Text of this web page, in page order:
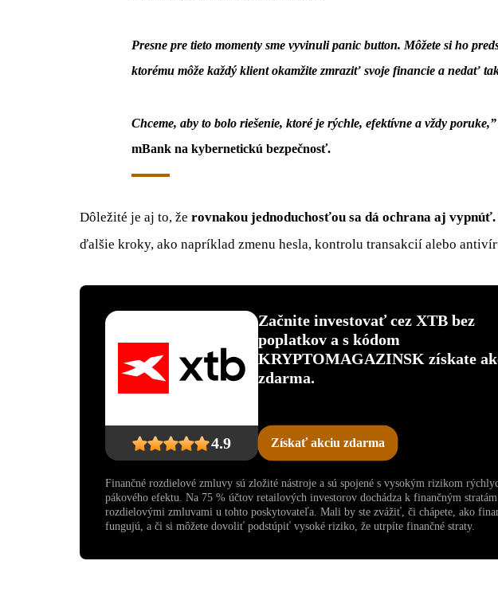
Presne pre tieto momenty sme vyvinuli panic button. Môžete si ho
ktorému môže každý klient okamžite zmraziť svoje financie a nedať
Chceme, aby to bolo riešenie, ktoré je rýchle, efektívne a vždy poruke,”
mBank na kybernetickú bezpečnosť.
Dôležité je aj to, že rovnakou jednoduchosťou sa dá ochrana aj vypnúť.
ďalšie kroky, ako napríklad zmenu hesla, kontrolu transakcií alebo
4.9
Začnite investovať cez XTB bez
poplatkov a s kódom
KRYPTOMAGAZINSK získate
zdarma.
Získať akciu zdarma
Finančné rozdielové zmluvy sú zložité nástroje a sú spojené s vysokým rizikom
pákového efektu. Na 75 % účtov retailových investorov dochádza k finančným
rozdielovými zmluvami u tohto poskytovateľa. Mali by ste zvážiť, či chápete, ako
fungujú, a či si môžete dovoliť podstúpiť vysoké riziko, že utrpíte finančné straty.